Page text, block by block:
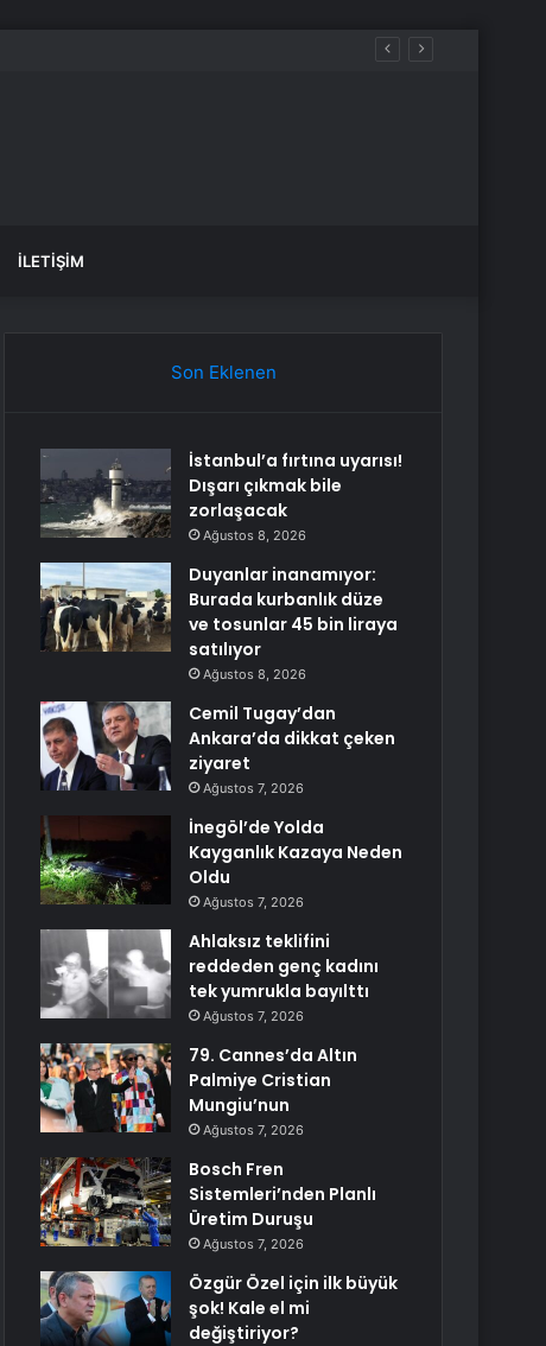
İLETIŞIM
Son Eklenen
İstanbul’a fırtına uyarısı!
Dışarı çıkmak bile
zorlaşacak
Ağustos 8, 2026
Duyanlar inanamıyor:
Burada kurbanlık düze
ve tosunlar 45 bin liraya
satılıyor
Ağustos 8, 2026
Cemil Tugay’dan
Ankara’da dikkat çeken
ziyaret
Ağustos 7, 2026
İnegöl’de Yolda
Kayganlık Kazaya Neden
Oldu
Ağustos 7, 2026
Ahlaksız teklifini
reddeden genç kadını
tek yumrukla bayılttı
Ağustos 7, 2026
79. Cannes’da Altın
Palmiye Cristian
Mungiu’nun
Ağustos 7, 2026
Bosch Fren
Sistemleri’nden Planlı
Üretim Duruşu
Ağustos 7, 2026
Özgür Özel için ilk büyük
şok! Kale el mi
değiştiriyor?